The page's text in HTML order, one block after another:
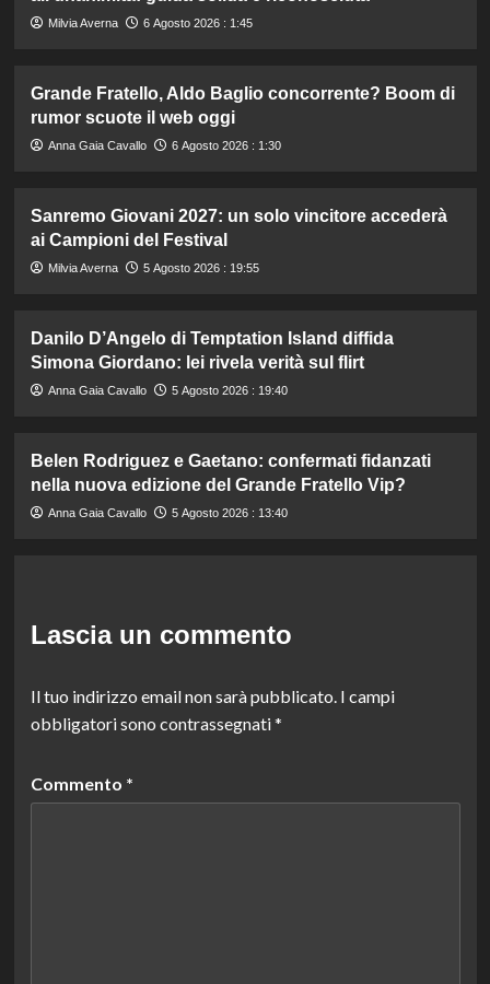
Milvia Averna 6 Agosto 2026 : 1:45
Grande Fratello, Aldo Baglio concorrente? Boom di
rumor scuote il web oggi
Anna Gaia Cavallo 6 Agosto 2026 : 1:30
Sanremo Giovani 2027: un solo vincitore accederà
ai Campioni del Festival
Milvia Averna 5 Agosto 2026 : 19:55
Danilo D’Angelo di Temptation Island diffida
Simona Giordano: lei rivela verità sul flirt
Anna Gaia Cavallo 5 Agosto 2026 : 19:40
Belen Rodriguez e Gaetano: confermati fidanzati
nella nuova edizione del Grande Fratello Vip?
Anna Gaia Cavallo 5 Agosto 2026 : 13:40
Lascia un commento
Il tuo indirizzo email non sarà pubblicato. I campi
obbligatori sono contrassegnati*
Commento *